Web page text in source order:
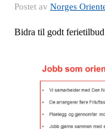
Postet av Norges
Bidra til godt